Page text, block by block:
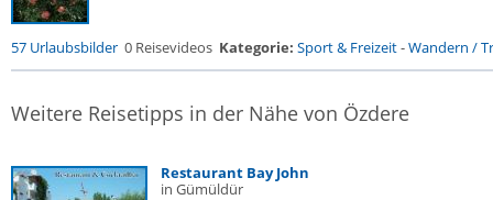
57 Urlaubsbilder 0 Reisevideos Kategorie: Sport & Freizeit-Wandern /
Weitere Reisetipps in der Nähe von Özdere
Restaurant Bay John
in Gümüldür